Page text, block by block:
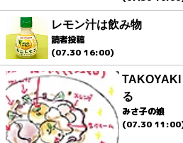
レモン汁は飲み物
読者投稿
(07.30 16:00)
TAKOYAKI
る
みさ子の娘
(07.30